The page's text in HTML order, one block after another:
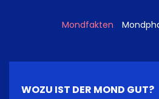
Mondfakten
WOZU IST DER MOND GUT?